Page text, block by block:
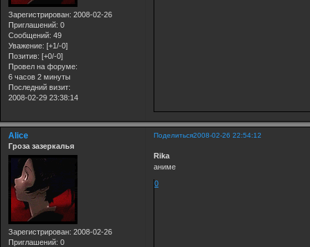
Зарегистрирован: 2008-02-26
Приглашений: 0
Сообщений: 49
Уважение: [+1/-0]
Позитив: [+0/-0]
Провел на форуме:
6 часов 2 минуты
Последний визит:
2008-02-29 23:38:14
Поделиться2008-02-26 22:54:12
Alice
Гроза зазеркалья
Зарегистрирован: 2008-02-26
Приглашений: 0
Rika
аниме
0